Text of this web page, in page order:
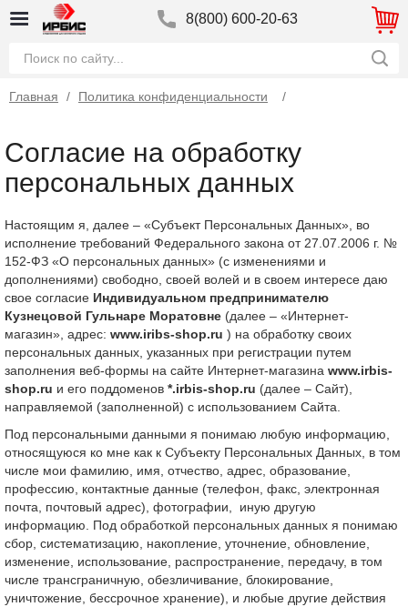
8(800) 600-20-63
Главная / Политика конфиденциальности
Согласие на обработку
персональных данных
Настоящим я, далее – «Субъект Персональных Данных», во
исполнение требований Федерального закона от 27.07.2006 г. №
152-ФЗ «О персональных данных» (с изменениями и
дополнениями) свободно, своей волей и в своем интересе даю
свое согласие Индивидуальном предпринимателю
Кузнецовой Гульнаре Моратовне (далее – «Интернет-
магазин», адрес: www.iribs-shop.ru ) на обработку своих
персональных данных, указанных при регистрации путем
заполнения веб-формы на сайте Интернет-магазина www.irbis-
shop.ru и его поддоменов *.irbis-shop.ru (далее – Сайт),
направляемой (заполненной) с использованием Сайта.
Под персональными данными я понимаю любую информацию,
относящуюся ко мне как к Субъекту Персональных Данных, в том
числе мои фамилию, имя, отчество, адрес, образование,
профессию, контактные данные (телефон, факс, электронная
почта, почтовый адрес), фотографии, иную другую
информацию. Под обработкой персональных данных я понимаю
сбор, систематизацию, накопление, уточнение, обновление,
изменение, использование, распространение, передачу, в том
числе трансграничную, обезличивание, блокирование,
уничтожение, бессрочное хранение), и любые другие действия